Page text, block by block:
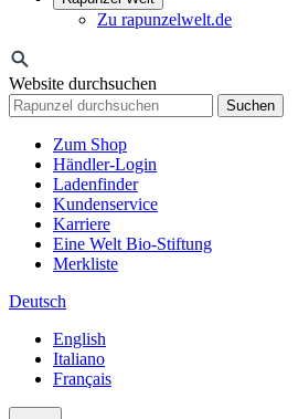
Zu rapunzelwelt.de
Website durchsuchen
Suchen
Zum Shop
Händler-Login
Ladenfinder
Kundenservice
Karriere
Eine Welt Bio-Stiftung
Merkliste
Deutsch
English
Italiano
Français